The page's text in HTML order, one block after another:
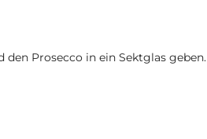
den Prosecco in ein Sektglas geben.